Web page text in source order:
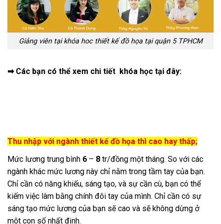
Giảng viên tại khóa hoc thiết kế đồ họa tại quận 5 TPHCM
➡ Các bạn có thể xem chi tiết khóa học tại đây:
Thu nhập với ngành thiết kế đồ họa thì cao hay thấp;
Mức lương trung bình 6 – 8 tr/đồng một tháng. So với các
ngành khác mức lương này chỉ nằm trong tầm tay của bạn.
Chỉ cần có năng khiếu, sáng tạo, và sự cần cù, bạn có thể
kiếm việc làm bằng chính đôi tay của mình. Chỉ cần có sự
sáng tạo mức lương của bạn sẽ cao và sẽ không dừng ở
một con số nhất định.